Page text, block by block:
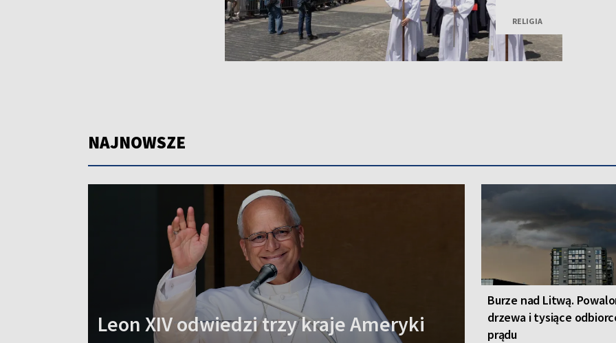
RELIGIA
NAJNOWSZE
Leon XIV odwiedzi trzy kraje Ameryki
Burze nad Litwą.
drzewa i tysiące
prądu